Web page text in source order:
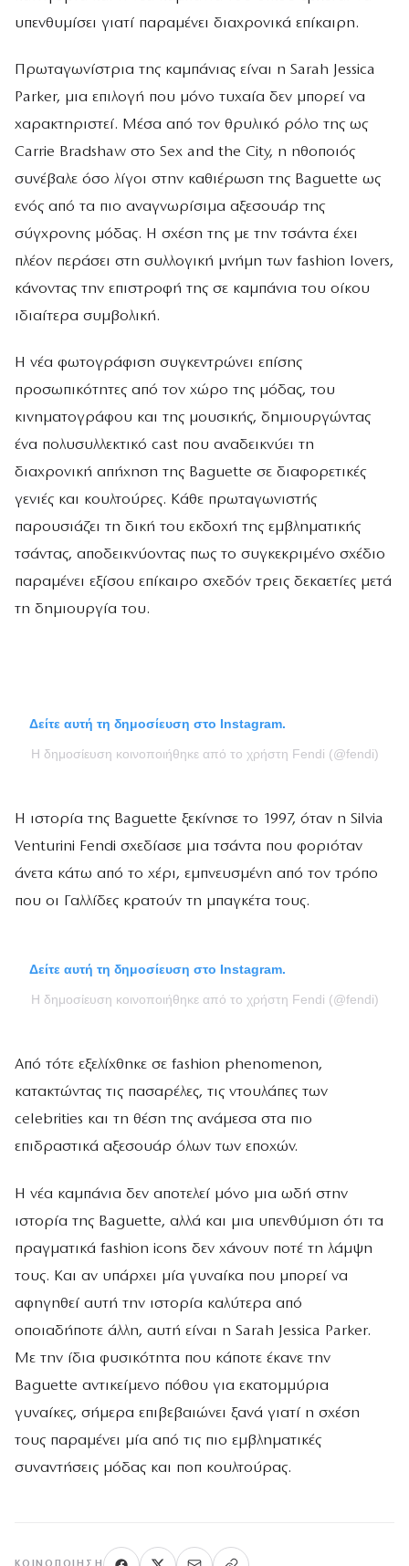
υπενθυμίσει γιατί παραμένει διαχρονικά επίκαιρη.
Πρωταγωνίστρια της καμπάνιας είναι η Sarah Jessica
Parker, μια επιλογή που μόνο τυχαία δεν μπορεί να
χαρακτηριστεί. Μέσα από τον θρυλικό ρόλο της ως
Carrie Bradshaw στο Sex and the City, η ηθοποιός
συνέβαλε όσο λίγοι στην καθιέρωση της Baguette ως
ενός από τα πιο αναγνωρίσιμα αξεσουάρ της
σύγχρονης μόδας. Η σχέση της με την τσάντα έχει
πλέον περάσει στη συλλογική μνήμη των fashion lovers,
κάνοντας την επιστροφή της σε καμπάνια του οίκου
ιδιαίτερα συμβολική.
Η νέα φωτογράφιση συγκεντρώνει επίσης
προσωπικότητες από τον χώρο της μόδας, του
κινηματογράφου και της μουσικής, δημιουργώντας
ένα πολυσυλλεκτικό cast που αναδεικνύει τη
διαχρονική απήχηση της Baguette σε διαφορετικές
γενιές και κουλτούρες. Κάθε πρωταγωνιστής
παρουσιάζει τη δική του εκδοχή της εμβληματικής
τσάντας, αποδεικνύοντας πως το συγκεκριμένο σχέδιο
παραμένει εξίσου επίκαιρο σχεδόν τρεις δεκαετίες μετά
τη δημιουργία του.
Δείτε αυτή τη δημοσίευση στο Instagram.
Η δημοσίευση κοινοποιήθηκε από το χρήστη Fendi (@fendi)
Η ιστορία της Baguette ξεκίνησε το 1997, όταν η Silvia
Venturini Fendi σχεδίασε μια τσάντα που φοριόταν
άνετα κάτω από το χέρι, εμπνευσμένη από τον τρόπο
που οι Γαλλίδες κρατούν τη μπαγκέτα τους.
Δείτε αυτή τη δημοσίευση στο Instagram.
Η δημοσίευση κοινοποιήθηκε από το χρήστη Fendi (@fendi)
Από τότε εξελίχθηκε σε fashion phenomenon,
κατακτώντας τις πασαρέλες, τις ντουλάπες των
celebrities και τη θέση της ανάμεσα στα πιο
επιδραστικά αξεσουάρ όλων των εποχών.
Η νέα καμπάνια δεν αποτελεί μόνο μια ωδή στην
ιστορία της Baguette, αλλά και μια υπενθύμιση ότι τα
πραγματικά fashion icons δεν χάνουν ποτέ τη λάμψη
τους. Και αν υπάρχει μία γυναίκα που μπορεί να
αφηγηθεί αυτή την ιστορία καλύτερα από
οποιαδήποτε άλλη, αυτή είναι η Sarah Jessica Parker.
Με την ίδια φυσικότητα που κάποτε έκανε την
Baguette αντικείμενο πόθου για εκατομμύρια
γυναίκες, σήμερα επιβεβαιώνει ξανά γιατί η σχέση
τους παραμένει μία από τις πιο εμβληματικές
συναντήσεις μόδας και ποπ κουλτούρας.